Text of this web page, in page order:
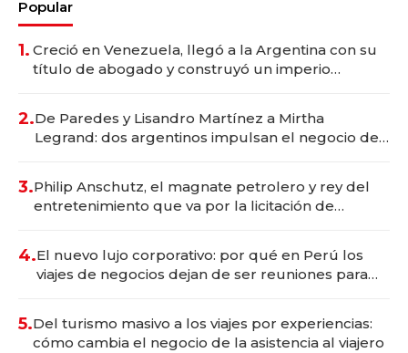
Popular
1. Creció en Venezuela, llegó a la Argentina con su
título de abogado y construyó un imperio
2.De Paredes y Lisandro Martínez a Mirtha
Legrand: dos argentinos impulsan el negocio del
3.Philip Anschutz, el magnate petrolero y rey del
entretenimiento que va por la licitación de
4.El nuevo lujo corporativo: por qué en Perú los
viajes de negocios dejan de ser reuniones para
5.Del turismo masivo a los viajes por experiencias:
cómo cambia el negocio de la asistencia al viajero